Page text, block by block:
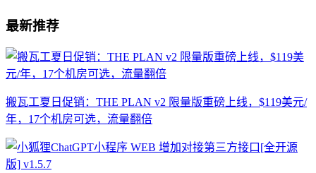
最新推荐
搬瓦工夏日促销：THE PLAN v2 限量版重磅上线，$119美元/
年，17个机房可选，流量翻倍